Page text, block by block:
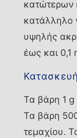
κατώτερων
κατάλληλο
υψηλής
έως και 0,1
Κατασκευή
Τα βάρη 1 g
Τα βάρη
τεμαχίου.